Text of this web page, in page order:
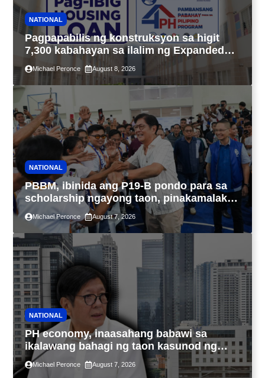
NATIONAL
Pagpapabilis ng konstruksyon sa higit
7,300 kabahayan sa ilalim ng Expanded
4PH, posible na sa pagtutulungan ng Pag-
IBIG at P.A. Alvarez
Michael Peronce August 8, 2026
NATIONAL
PBBM, ibinida ang P19-B pondo para sa
scholarship ngayong taon, pinakamalaki
sa kasaysayan ng TESDA
Michael Peronce August 7, 2026
NATIONAL
PH economy, inaasahang babawi sa
ikalawang bahagi ng taon kasunod ng
2.3% GDP dulot ng Middle East war,
pagkaantala ng public construction
Michael Peronce August 7, 2026